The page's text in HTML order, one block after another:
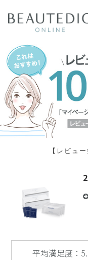
【レビュ
平均満足度：